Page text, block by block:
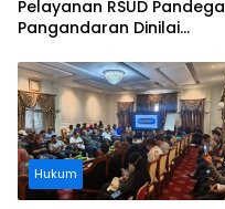
Pelayanan RSUD Pandega
Pangandaran Dinilai
Hukum